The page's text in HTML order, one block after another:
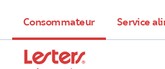
Consommateur Service